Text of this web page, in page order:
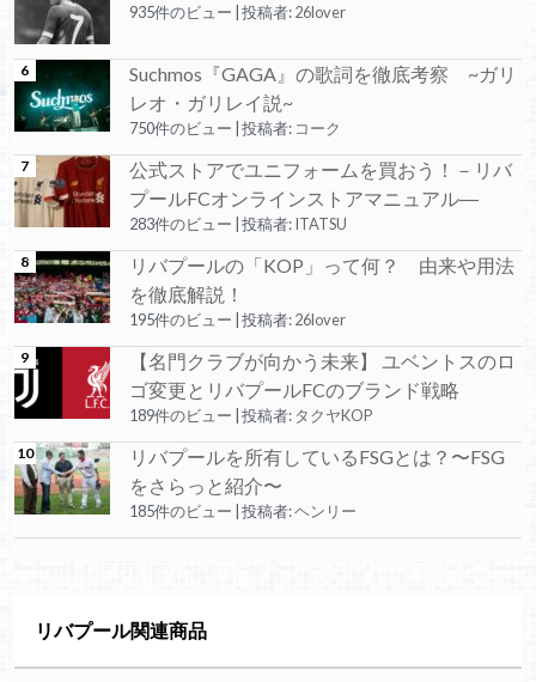
935件のビュー 投稿者:26lover
Suchmos『GAGA』の歌詞を徹底考察 ~ガリ
レオ・ガリレイ説~
750件のビュー 投稿者: コーク
公式ストアでユニフォームを買おう！－リバ
プールFCオンラインストアマニュアル―
283件のビュー 投稿者:ITATSU
リバプールの「KOP」って何？ 由来や用法
を徹底解説！
195件のビュー 投稿者:26lover
【名門クラブが向かう未来】 ユベントスのロ
ゴ変更とリバプールFCのブランド戦略
189件のビュー 投稿者: タクヤKOP
リバプールを所有しているFSGとは？〜FSG
をさらっと紹介〜
185件のビュー 投稿者:ヘンリー
リバプール関連商品